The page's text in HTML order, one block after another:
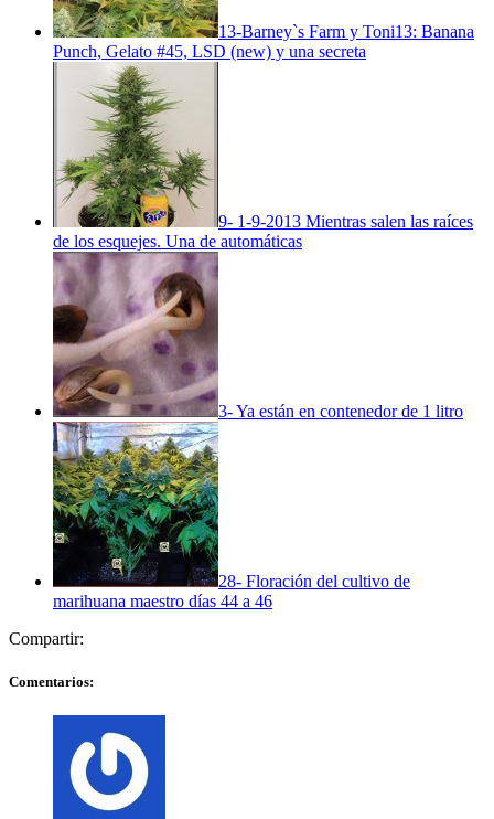
13-Barney`s Farm y Toni13: Banana
Punch, Gelato #45, LSD (new) y una secreta
9- 1-9-2013 Mientras salen las raíces
de los esquejes. Una de automáticas
3- Ya están en contenedor de 1 litro
28- Floración del cultivo de
marihuana maestro días 44 a 46
Compartir:
Comentarios: